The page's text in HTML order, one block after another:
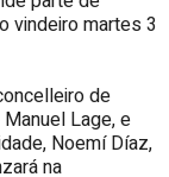
vindeiro martes 3
de
Lage, e
Noemí Díaz,
na